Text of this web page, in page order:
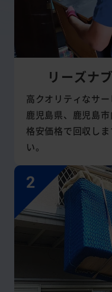
リーズナ
高クオリティなサ
鹿児島県、鹿児島
格安価格で回収し
い。